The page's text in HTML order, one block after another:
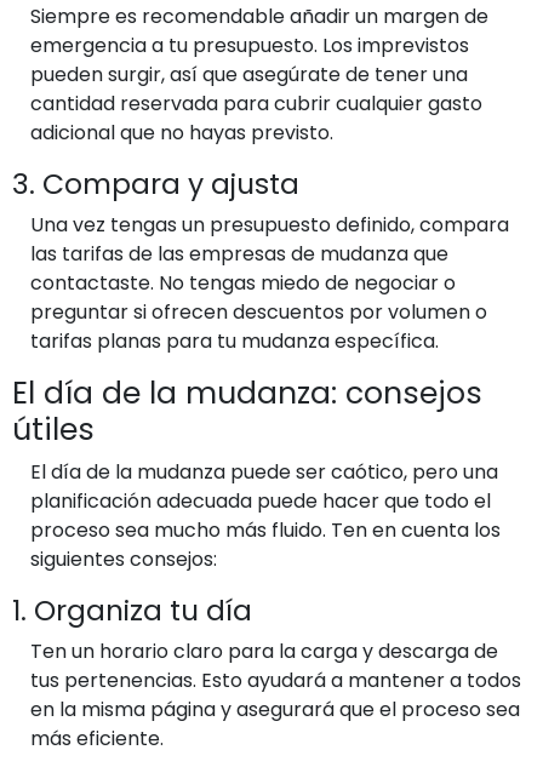
Siempre es recomendable añadir un margen de
emergencia a tu presupuesto. Los imprevistos
pueden surgir, así que asegúrate de tener una
cantidad reservada para cubrir cualquier gasto
adicional que no hayas previsto.
3. Compara y ajusta
Una vez tengas un presupuesto definido, compara
las tarifas de las empresas de mudanza que
contactaste. No tengas miedo de negociar o
preguntar si ofrecen descuentos por volumen o
tarifas planas para tu mudanza específica.
El día de la mudanza: consejos
útiles
El día de la mudanza puede ser caótico, pero una
planificación adecuada puede hacer que todo el
proceso sea mucho más fluido. Ten en cuenta los
siguientes consejos:
1. Organiza tu día
Ten un horario claro para la carga y descarga de
tus pertenencias. Esto ayudará a mantener a todos
en la misma página y asegurará que el proceso sea
más eficiente.